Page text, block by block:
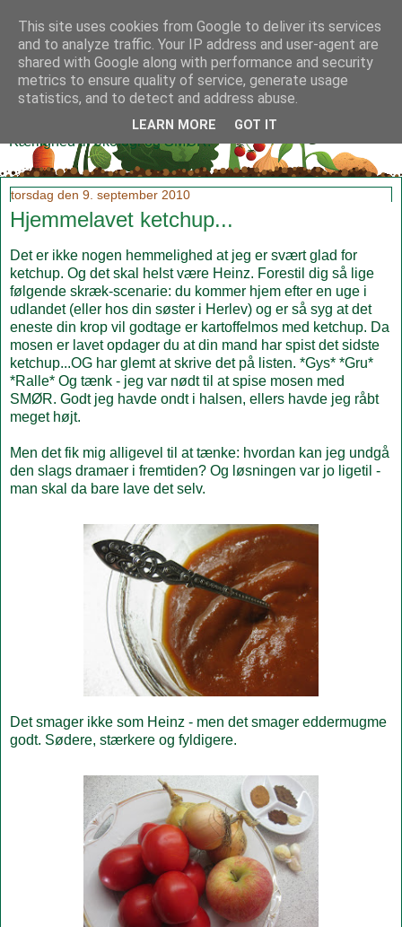
Klidmoster.dk
Kærlighed til økologi og SMØR!
torsdag den 9. september 2010
Hjemmelavet ketchup...
Det er ikke nogen hemmelighed at jeg er svært glad for
ketchup. Og det skal helst være Heinz. Forestil dig så lige
følgende skræk-scenarie: du kommer hjem efter en uge i
udlandet (eller hos din søster i Herlev) og er så syg at det
eneste din krop vil godtage er kartoffelmos med ketchup. Da
mosen er lavet opdager du at din mand har spist det sidste
ketchup...OG har glemt at skrive det på listen. *Gys* *Gru*
*Ralle* Og tænk - jeg var nødt til at spise mosen med
SMØR. Godt jeg havde ondt i halsen, ellers havde jeg råbt
meget højt.
Men det fik mig alligevel til at tænke: hvordan kan jeg undgå
den slags dramaer i fremtiden? Og løsningen var jo ligetil -
man skal da bare lave det selv.
Det smager ikke som Heinz - men det smager eddermugme
godt. Sødere, stærkere og fyldigere.
This site uses cookies from Google to deliver its services
and to analyze traffic. Your IP address and user-agent are
shared with Google along with performance and security
metrics to ensure quality of service, generate usage
statistics, and to detect and address abuse.
LEARN MORE GOT IT